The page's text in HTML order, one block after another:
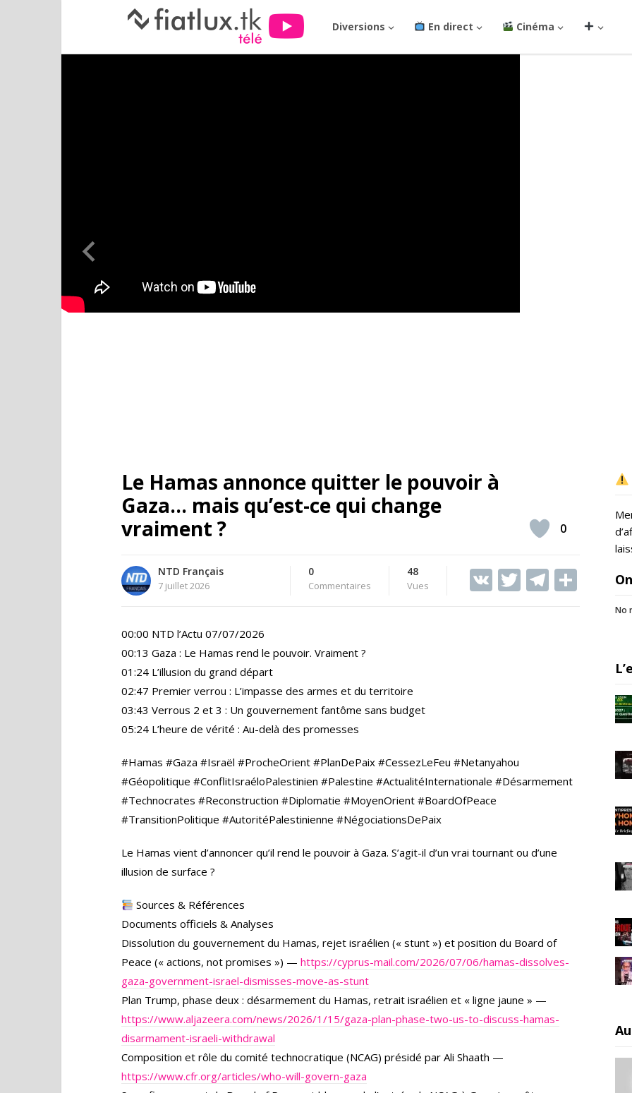
Diversions En direct Cinéma
Le Hamas annonce quitter le pouvoir à
Gaza… mais qu’est-ce qui change
vraiment ?
NTD Français
7 juillet 2026
0
Commentaires
48
Vues V T T
0
00:00 NTD l’Actu 07/07/2026
00:13 Gaza : Le Hamas rend le pouvoir. Vraiment ?
01:24 L’illusion du grand départ
02:47 Premier verrou : L’impasse des armes et du territoire
03:43 Verrous 2 et 3 : Un gouvernement fantôme sans budget
05:24 L’heure de vérité : Au-delà des promesses
#Hamas #Gaza #Israël #ProcheOrient #PlanDePaix #CessezLeFeu #Netanyahou
#Géopolitique #ConflitIsraéloPalestinien #Palestine #ActualitéInternationale #Désarmement
#Technocrates #Reconstruction #Diplomatie #MoyenOrient #BoardOfPeace
#TransitionPolitique #AutoritéPalestinienne #NégociationsDePaix
Le Hamas vient d’annoncer qu’il rend le pouvoir à Gaza. S’agit-il d’un vrai tournant ou d’une
illusion de surface ?
Sources & Références
Documents officiels & Analyses
Dissolution du gouvernement du Hamas, rejet israélien (« stunt ») et position du Board of
Peace (« actions, not promises ») — https://cyprus-mail.com/2026/07/06/hamas-dissolves-
gaza-government-israel-dismisses-move-as-stunt
Plan Trump, phase deux : désarmement du Hamas, retrait israélien et « ligne jaune » —
https://www.aljazeera.com/news/2026/1/15/gaza-plan-phase-two-us-to-discuss-hamas-
disarmament-israeli-withdrawal
Composition et rôle du comité technocratique (NCAG) présidé par Ali Shaath —
https://www.cfr.org/articles/who-will-govern-gaza
No